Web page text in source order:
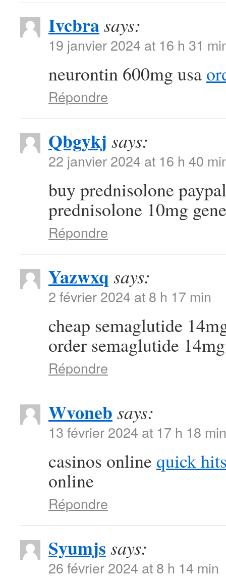
Ivcbrasays:
19 janvier 2024 at 16 h 31
neurontin 600mg usa
Répondre
Qbgykj says:
22 janvier 2024 at 16 h 40
buy prednisolone
prednisolone 10mg
Répondre
Yazwxq says:
2 février 2024 at 8 h 17 min
cheap semaglutide
order semaglutide
Répondre
Wvoneb says:
13 février 2024 at 17 h 18 min
casinos online quick
online
Répondre
Syumjs says:
26 février 2024 at 8 h 14 min